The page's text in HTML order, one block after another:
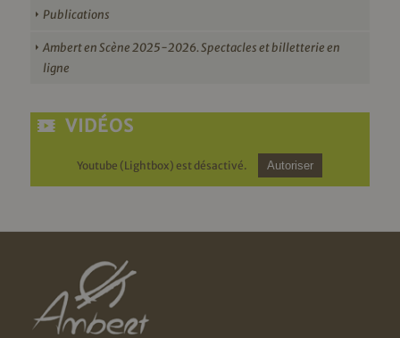
Publications
Ambert en Scène 2025-2026. Spectacles et billetterie en
ligne
VIDÉOS
Youtube (Lightbox) est désactivé. Autoriser